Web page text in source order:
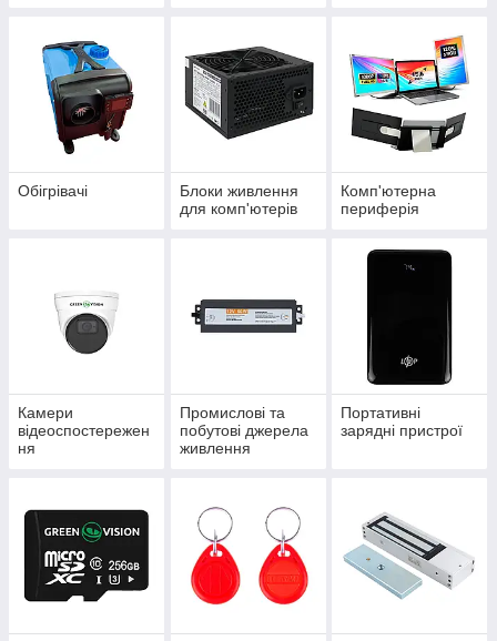
Обігрівачі
Блоки живлення
для комп'ютерів
Комп'ютерна
периферія
Камери
відеоспостережен
ня
Промислові та
побутові джерела
живлення
Портативні
зарядні пристрої